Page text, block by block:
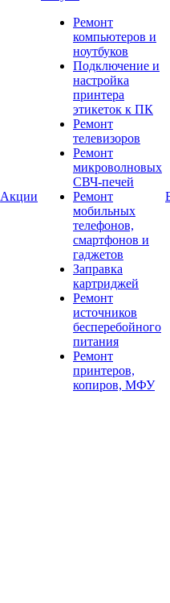
Акции
Ремонт
компьютеров и
ноутбуков
Подключение и
настройка
принтера
этикеток к ПК
Ремонт
телевизоров
Ремонт
микроволновых
СВЧ-печей
Ремонт
мобильных
телефонов,
смартфонов и
гаджетов
Заправка
картриджей
Ремонт
источников
бесперебойного
питания
Ремонт
принтеров,
копиров, МФУ